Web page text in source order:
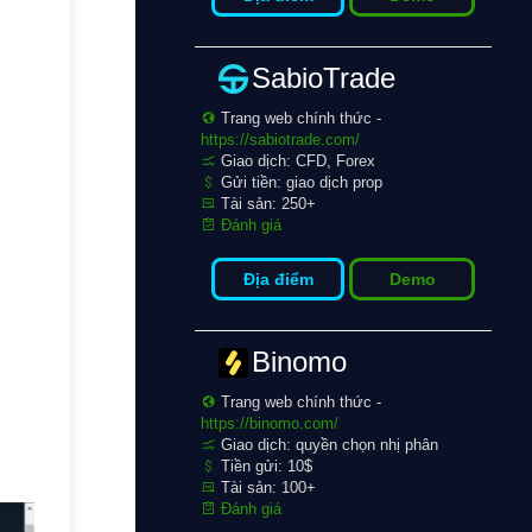
SabioTrade
Trang web chính thức -
https://sabiotrade.com/
Giao dịch: CFD, Forex
Gửi tiền: giao dịch prop
Tài sản: 250+
Đánh giá
Địa điểm Demo
Binomo
Trang web chính thức -
https://binomo.com/
Giao dịch: quyền chọn nhị phân
Tiền gửi: 10$
Tài sản: 100+
Đánh giá